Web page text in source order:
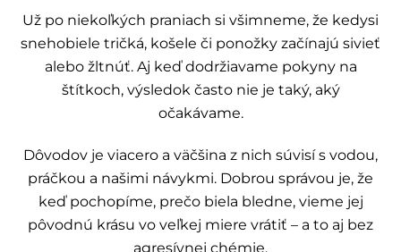
Už po niekoľkých praniach si všimneme, že kedysi
snehobiele tričká, košele či ponožky začínajú sivieť
alebo žltnúť. Aj keď dodržiavame pokyny na
štítkoch, výsledok často nie je taký, aký
očakávame.
Dôvodov je viacero a väčšina z nich súvisí s vodou,
práčkou a našimi návykmi. Dobrou správou je, že
keď pochopíme, prečo biela bledne, vieme jej
pôvodnú krásu vo veľkej miere vrátiť – a to aj bez
agresívnej chémie.